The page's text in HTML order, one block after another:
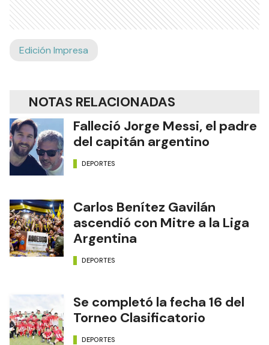
Edición Impresa
NOTAS RELACIONADAS
Falleció Jorge Messi, el padre
del capitán argentino
DEPORTES
Carlos Benítez Gavilán
ascendió con Mitre a la Liga
Argentina
DEPORTES
Se completó la fecha 16 del
Torneo Clasificatorio
DEPORTES